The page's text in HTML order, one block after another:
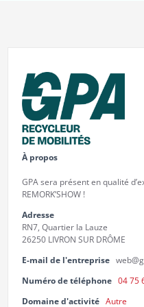
À propos
GPA sera présent en qualité
REMORK’SHOW !
Adresse
RN7, Quartier la Lauze
26250 LIVRON SUR DRÔME
E-mail de l'entreprise
Numéro de téléphone 04 75
Domaine d'activité Autre